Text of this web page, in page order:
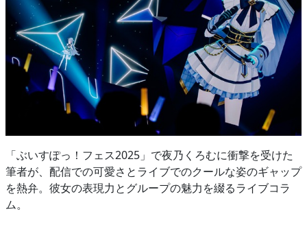
「ぶいすぽっ！フェス2025」で夜乃くろむに衝撃を受けた
筆者が、配信での可愛さとライブでのクールな姿のギャップ
を熱弁。彼女の表現力とグループの魅力を綴るライブコラ
ム。